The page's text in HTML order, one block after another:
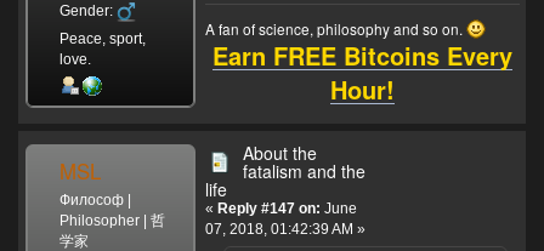
Gender:
Peace, sport,
love.
A fan of science, philosophy and so on.
Earn FREE Bitcoins Every
Hour!
MSL
Философ |
Philosopher | 哲
学家
About the
fatalism and the
life
« Reply #147 on: June
07, 2018, 01:42:39 AM »